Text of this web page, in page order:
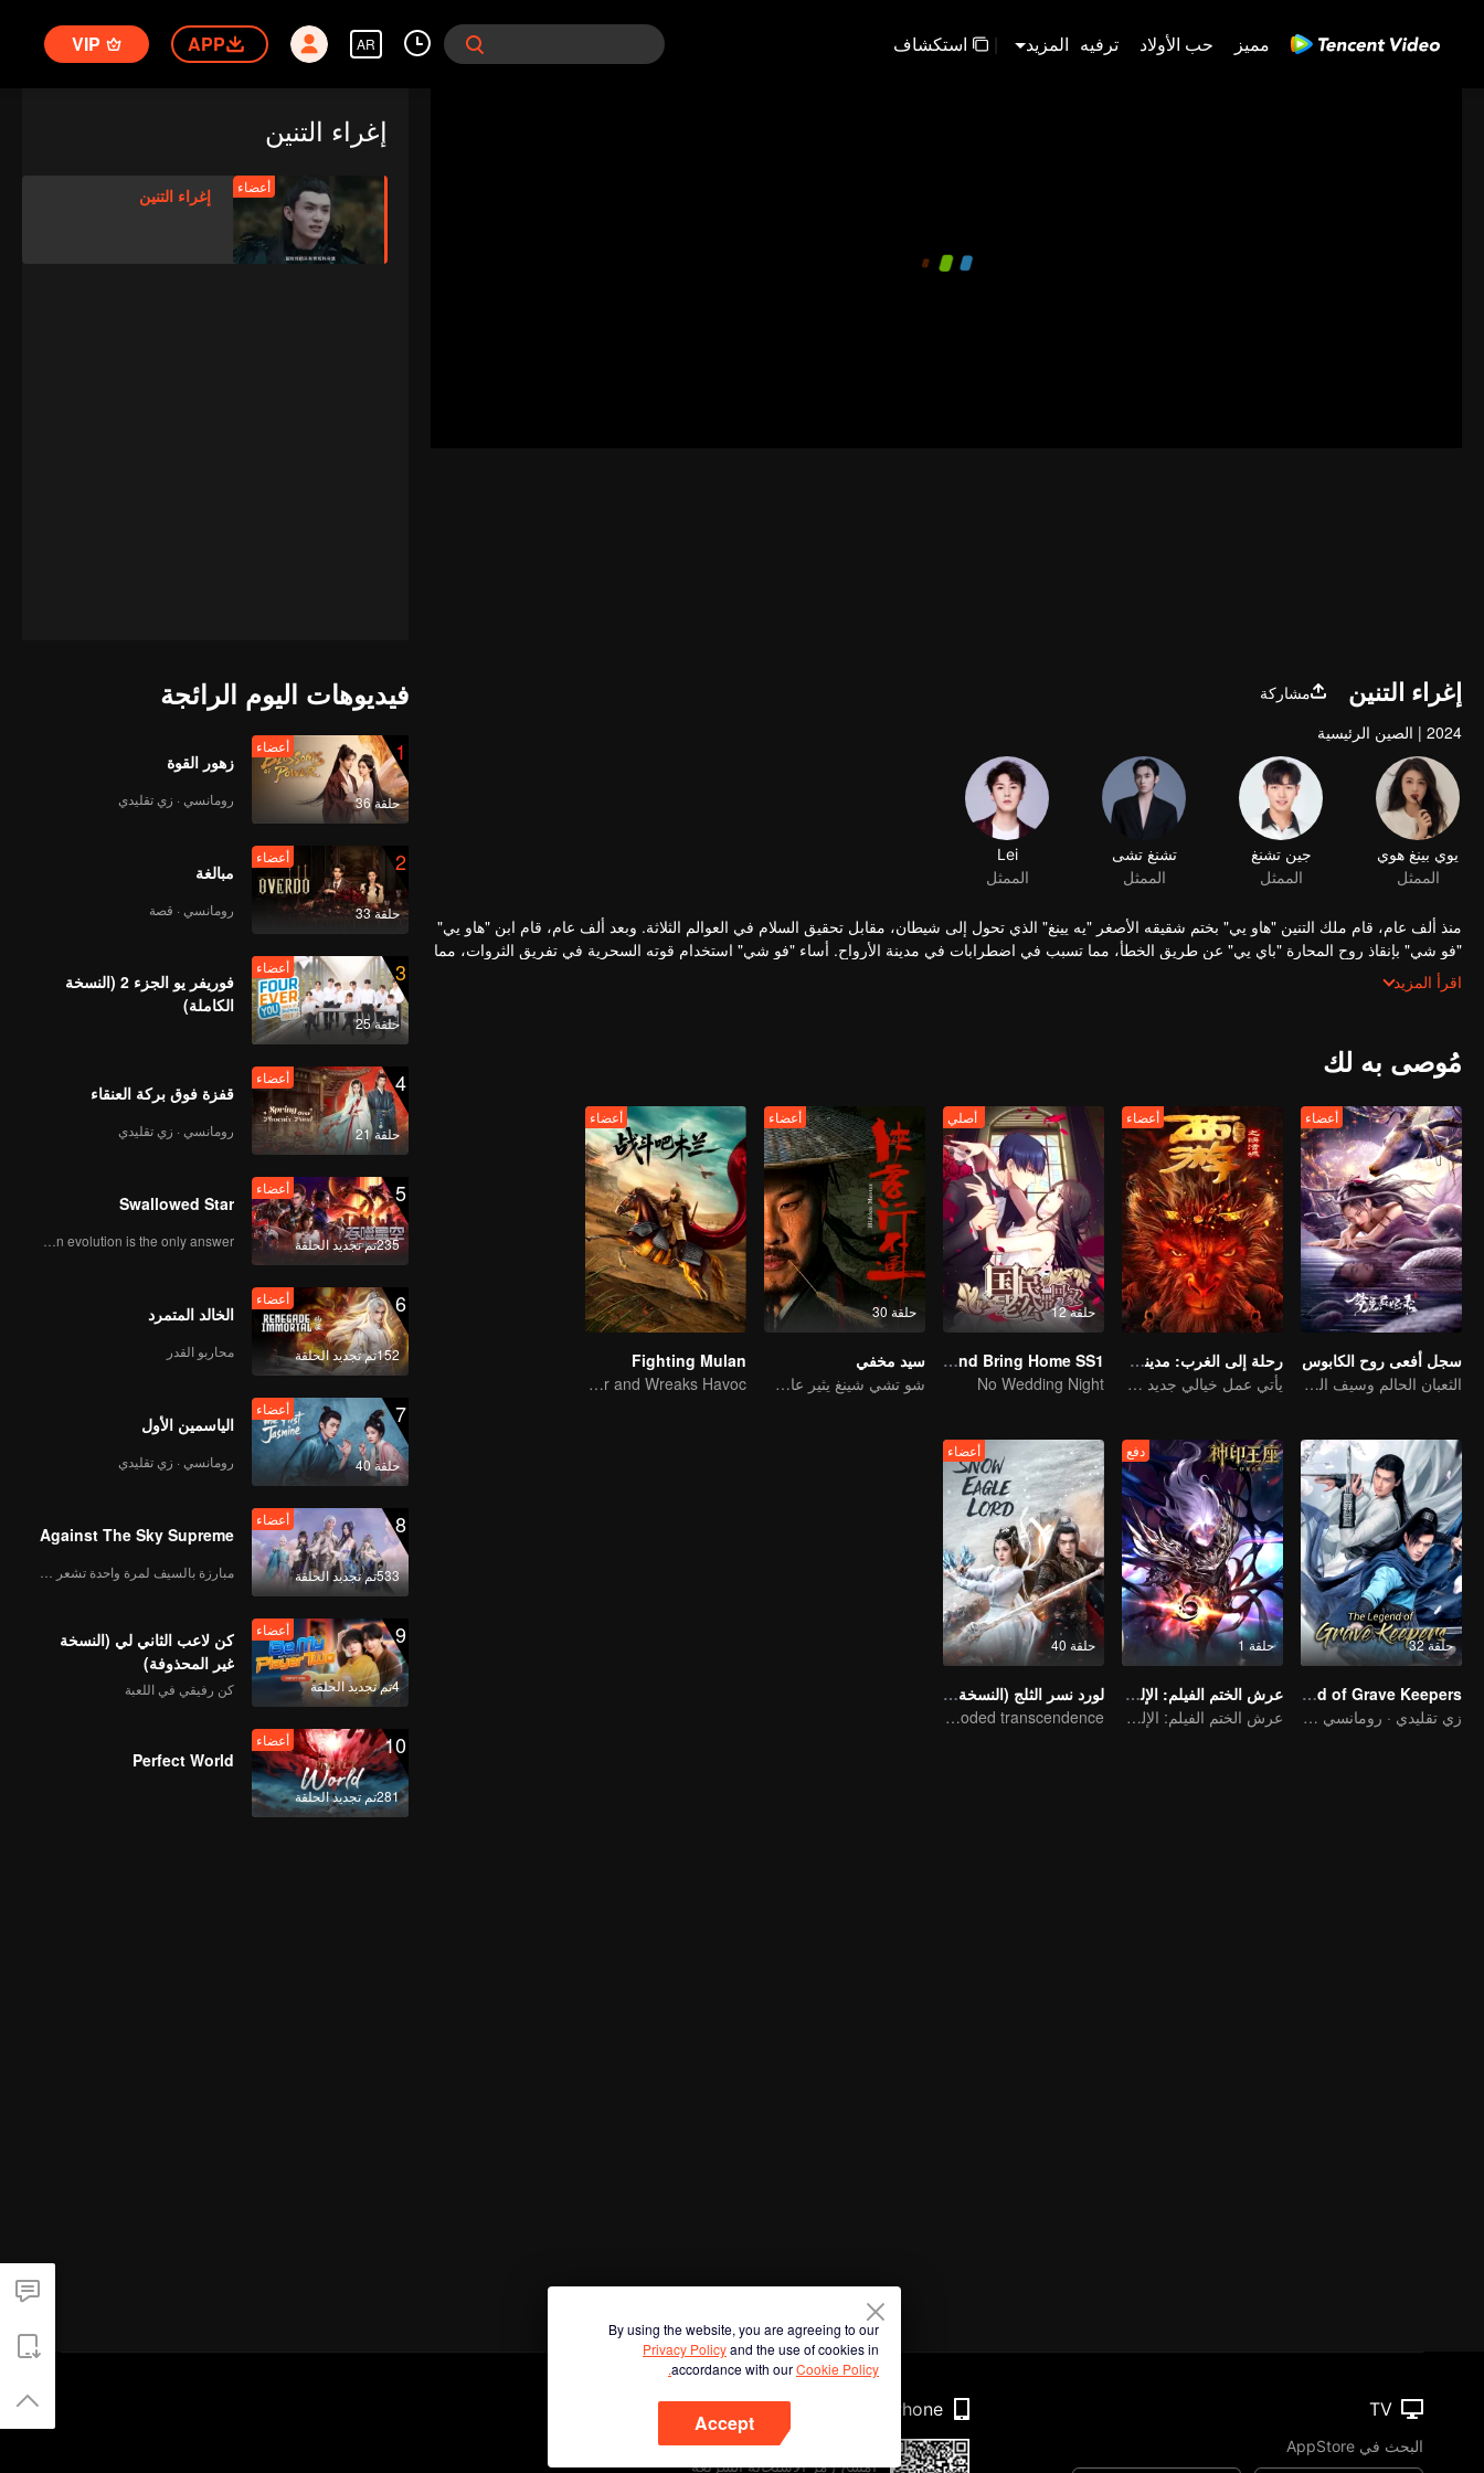
مميز حب الأولاد ترفيه المزيد | استكشاف AR
APP
VIP
إغراء التنين
أعضاء إغراء التنين
إغراء التنين
مشاركة
2024
| الصين الرئيسية
يوي بينغ هوي
الممثل
جين تشنغ
الممثل
تشنغ تشى
الممثل
Lei
الممثل
منذ ألف عام، قام ملك التنين "هاو يي" بختم شقيقه الأصغر "يه يينغ" الذي تحول إلى شيطان، مقابل تحقيق السلام في العوالم الثلاثة. وبعد ألف عام، قام ابن "هاو يي"
"فو شي" بإنقاذ روح المحارة "باي يي" عن طريق الخطأ، مما تسبب في اضطرابات في مدينة الأرواح. أساء "فو شي" استخدام قوته السحرية في تفريق الثروات، مما
تسبب في خسائر لقصر التنين. عند كسر الختم، هدد "يه يينغ" "فو شي" بتسليم قوته السحرية باستخدام زينة التنين التي تخص شقيق "فو شي". أصاب "هاو يي" "يه
يينغ" بجروح بالغة وأصيب بغيبوبة. يبحث "فو شي" عن سيف قتل الشياطين ويحاول القضاء عليها، لكنه يدرك أن الأمور أكثر تعقيدًا مما تبدو...
اقرأ المزيد
مُوصى به لك
أعضاء
سجل أفعى روح الكابوس
الثعبان الحالم وسيف الماضي الخالد
أعضاء
رحلة إلى الغرب: مدينة الجحيم السماوية
يأتي عمل خيالي جديد من عالم رحلة إلى الغرب
حلقة 12
أصلي
National Husband Bring Home SS1
No Wedding Night
حلقة 30
أعضاء
سيد مخفي
شو تشي شينغ يثير عاصفة مضحكة في عالم القتال
أعضاء
Fighting Mulan
Mulan Returns in Armor and Wreaks Havoc
حلقة 32
The Legend of Grave Keepers
زي تقليدي · رومانسي · قصة
حلقة 1
دفع
عرش الختم الفيلم: الإله بلا تاج
عرش الختم الفيلم: الإله بلا تاج
حلقة 40
أعضاء
لورد نسر الثلج (النسخة الإنجليزية)
Xu and Nazha opens the world of hot-blooded transcendence
فيديوهات اليوم الرائجة
1
حلقة 36
أعضاء
زهور القوة
رومانسي · زي تقليدي
2
حلقة 33
أعضاء
مبالغة
رومانسي · قصة
3
حلقة 25
أعضاء
فوريفر يو الجزء 2 (النسخة
الكاملة)
4
حلقة 21
أعضاء
قفزة فوق بركة العنقاء
رومانسي · زي تقليدي
5
235تم تجديد الحلقة
أعضاء
Swallowed Star
Human evolution is the only answer.
6
152تم تجديد الحلقة
أعضاء
الخالد المتمرد
محاربو القدر
7
حلقة 40
أعضاء
الياسمين الأول
رومانسي · زي تقليدي
8
533تم تجديد الحلقة
أعضاء
Against The Sky Supreme
9
4تم تجديد الحلقة
أعضاء
كن لاعب الثاني لي (النسخة
غير المحذوفة)
كن رفيقي في اللعبة
10
281تم تجديد الحلقة
أعضاء
Perfect World
By using the website, you are agreeing to our
Privacy Policyand the use of cookies in
accordance with ourCookie Policy.
Accept
TV
البحث في AppStore
Phone
امسح رمز الاستجابة السريعة